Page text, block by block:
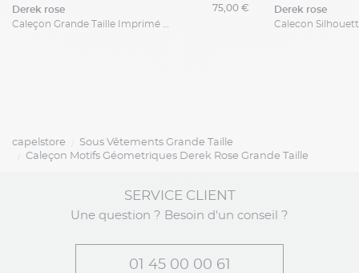
derek rose
75,00 € derek rose
capelstore
Sous Vêtements Grande Taille
Caleçon Motifs Géometriques Derek Rose Grande Taille
SERVICE CLIENT
Une question ? Besoin d'un conseil ?
01 45 00 00 61